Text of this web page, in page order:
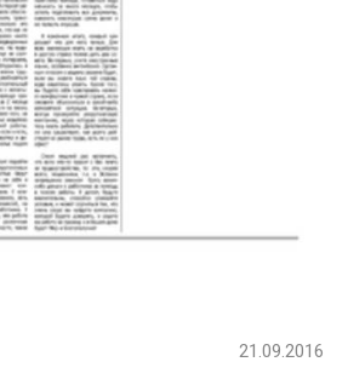
21.09.2016